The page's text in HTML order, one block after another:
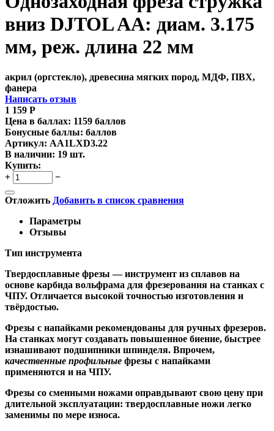
вниз DJTOL AA: диам. 3.175
мм, реж. длина 22 мм
акрил (оргстекло), древесина мягких пород, МДФ, ПВХ,
фанера
Написать отзыв
1 159 Р
Цена в баллах: 1159 баллов
Бонусные баллы: баллов
Артикул: AA1LXD3.22
В наличии: 19 шт.
Купить:
+
−
Отложить Добавить в список сравнения
Параметры
Отзывы
Тип инструмента
Твердосплавные фрезы — инструмент из сплавов на
основе карбида вольфрама для фрезерования на станках с
ЧПУ. Отличается высокой точностью изготовления и
твёрдостью.
Фрезы с напайками рекомендованы для ручных фрезеров.
На станках могут создавать повышенное биение, быстрее
изнашивают подшипники шпинделя. Впрочем,
качественные профильные фрезы с напайками
применяются и на ЧПУ.
Фрезы со сменными ножами оправдывают свою цену при
длительной эксплуатации: твердосплавные ножи легко
заменимы по мере износа.